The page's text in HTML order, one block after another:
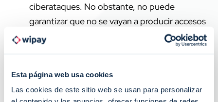
Esta página web usa cookies
Las cookies de este sitio web se usan para personalizar
ciberataques. No obstante, no puede
garantizar que no se vayan a producir accesos
no autorizados por parte de terceros. Por ello,
desinfección de estos elementos.
El acceso fraudulento a los contenidos o